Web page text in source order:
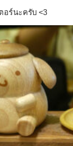
อร์นะครับ <3